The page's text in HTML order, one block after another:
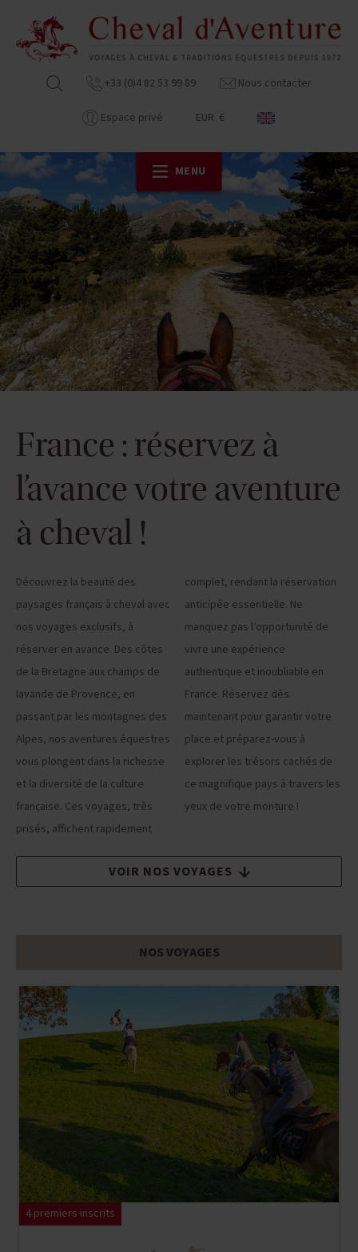
+33 (0)4 82 53 99 89 Nous contacter
Espace privé EUR €
MENU
France : réservez à
l’avance votre aventure
à cheval !
Découvrez la beauté des
paysages français à cheval avec
nos voyages exclusifs, à
réserver en avance. Des côtes
de la Bretagne aux champs de
lavande de Provence, en
passant par les montagnes des
Alpes, nos aventures équestres
vous plongent dans la richesse
et la diversité de la culture
française. Ces voyages, très
prisés, affichent rapidement
complet, rendant la réservation
anticipée essentielle. Ne
manquez pas l’opportunité de
vivre une expérience
authentique et inoubliable en
France. Réservez dès
maintenant pour garantir votre
place et préparez-vous à
explorer les trésors cachés de
ce magnifique pays à travers les
yeux de votre monture !
VOIR NOS VOYAGES
NOS VOYAGES
4 premiers inscrits